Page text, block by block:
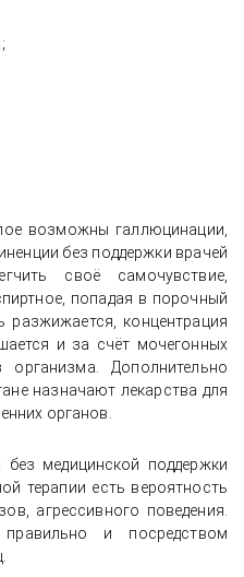
возможны галлюцинации,
без поддержки врачей
своё самочувствие,
попадая в порочный
разжижается, концентрация
и за счёт мочегонных
Дополнительно
назначают лекарства для
органов.
медицинской поддержки
терапии есть вероятность
агрессивного поведения.
и посредством